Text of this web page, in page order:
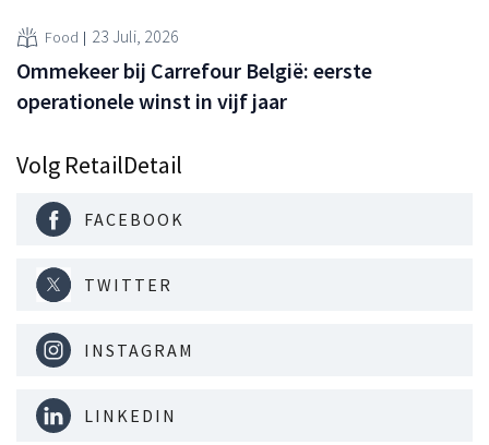
Food 23 Juli, 2026
Ommekeer bij Carrefour België: eerste
operationele winst in vijf jaar
Volg RetailDetail
FACEBOOK
TWITTER
INSTAGRAM
LINKEDIN